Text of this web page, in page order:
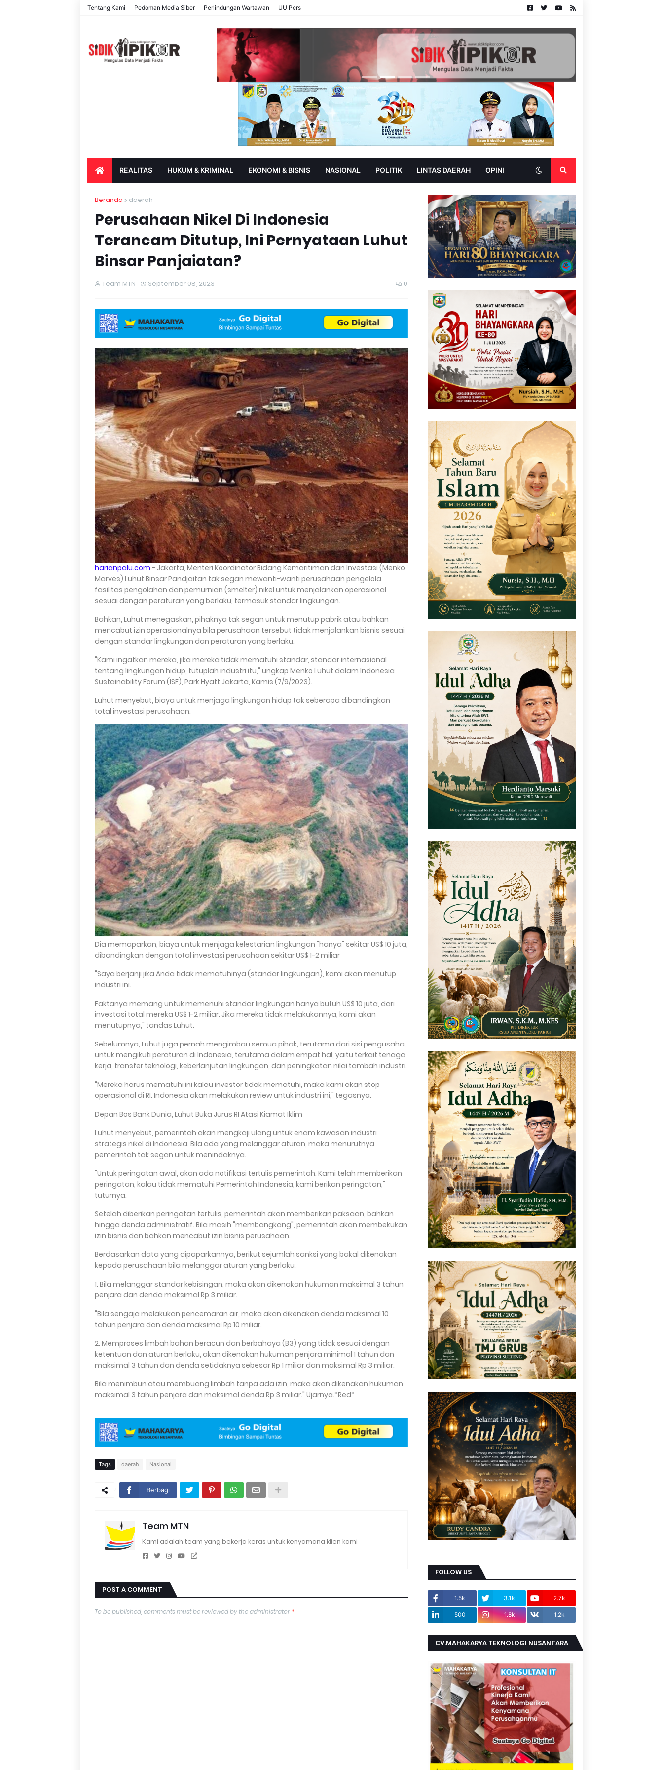
Tentang Kami Pedoman Media Siber Perlindungan Wartawan UU Pers
REALITAS HUKUM & KRIMINAL EKONOMI & BISNIS NASIONAL POLITIK LINTAS DAERAH OPINI
Beranda daerah
Perusahaan Nikel Di Indonesia
Terancam Ditutup, Ini Pernyataan Luhut
Binsar Panjaiatan?
Team MTN September 08, 2023 0
harianpalu.com - Jakarta, Menteri Koordinator Bidang Kemaritiman dan Investasi (Menko
Marves) Luhut Binsar Pandjaitan tak segan mewanti-wanti perusahaan pengelola
fasilitas pengolahan dan pemurnian (smelter) nikel untuk menjalankan operasional
sesuai dengan peraturan yang berlaku, termasuk standar lingkungan.
Bahkan, Luhut menegaskan, pihaknya tak segan untuk menutup pabrik atau bahkan
mencabut izin operasionalnya bila perusahaan tersebut tidak menjalankan bisnis sesuai
dengan standar lingkungan dan peraturan yang berlaku.
"Kami ingatkan mereka, jika mereka tidak mematuhi standar, standar internasional
tentang lingkungan hidup, tutuplah industri itu," ungkap Menko Luhut dalam Indonesia
Sustainability Forum (ISF), Park Hyatt Jakarta, Kamis (7/9/2023).
Luhut menyebut, biaya untuk menjaga lingkungan hidup tak seberapa dibandingkan
total investasi perusahaan.
Dia memaparkan, biaya untuk menjaga kelestarian lingkungan "hanya" sekitar US$ 10 juta,
dibandingkan dengan total investasi perusahaan sekitar US$ 1-2 miliar
"Saya berjanji jika Anda tidak mematuhinya (standar lingkungan), kami akan menutup
industri ini.
Faktanya memang untuk memenuhi standar lingkungan hanya butuh US$ 10 juta, dari
investasi total mereka US$ 1-2 miliar. Jika mereka tidak melakukannya, kami akan
menutupnya," tandas Luhut.
Sebelumnya, Luhut juga pernah mengimbau semua pihak, terutama dari sisi pengusaha,
untuk mengikuti peraturan di Indonesia, terutama dalam empat hal, yaitu terkait tenaga
kerja, transfer teknologi, keberlanjutan lingkungan, dan peningkatan nilai tambah industri.
"Mereka harus mematuhi ini kalau investor tidak mematuhi, maka kami akan stop
operasional di RI. Indonesia akan melakukan review untuk industri ini," tegasnya.
Depan Bos Bank Dunia, Luhut Buka Jurus RI Atasi Kiamat Iklim
Luhut menyebut, pemerintah akan mengkaji ulang untuk enam kawasan industri
strategis nikel di Indonesia. Bila ada yang melanggar aturan, maka menurutnya
pemerintah tak segan untuk menindaknya.
"Untuk peringatan awal, akan ada notifikasi tertulis pemerintah. Kami telah memberikan
peringatan, kalau tidak mematuhi Pemerintah Indonesia, kami berikan peringatan,"
tuturnya.
Setelah diberikan peringatan tertulis, pemerintah akan memberikan paksaan, bahkan
hingga denda administratif. Bila masih "membangkang", pemerintah akan membekukan
izin bisnis dan bahkan mencabut izin bisnis perusahaan.
Berdasarkan data yang dipaparkannya, berikut sejumlah sanksi yang bakal dikenakan
kepada perusahaan bila melanggar aturan yang berlaku:
1. Bila melanggar standar kebisingan, maka akan dikenakan hukuman maksimal 3 tahun
penjara dan denda maksimal Rp 3 miliar.
"Bila sengaja melakukan pencemaran air, maka akan dikenakan denda maksimal 10
tahun penjara dan denda maksimal Rp 10 miliar.
2. Memproses limbah bahan beracun dan berbahaya (B3) yang tidak sesuai dengan
ketentuan dan aturan berlaku, akan dikenakan hukuman penjara minimal 1 tahun dan
maksimal 3 tahun dan denda setidaknya sebesar Rp 1 miliar dan maksimal Rp 3 miliar.
Bila menimbun atau membuang limbah tanpa ada izin, maka akan dikenakan hukuman
maksimal 3 tahun penjara dan maksimal denda Rp 3 miliar." Ujarnya.*Red*
Tags daerah Nasional
Berbagi
Team MTN
Kami adalah team yang bekerja keras untuk kenyamana klien kami
POST A COMMENT
To be published, comments must be reviewed by the administrator*
FOLLOW US
1.5k 3.1k 2.7k
500 1.8k 1.2k
CV.MAHAKARYA TEKNOLOGI NUSANTARA